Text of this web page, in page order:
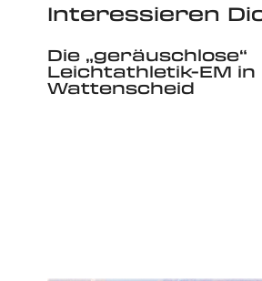
Interessieren
Die „geräuschlose“
Leichtathletik-EM in
Wattenscheid